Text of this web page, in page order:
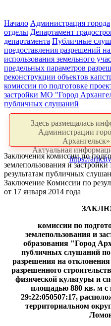
Начало Администрация города
отделы Департамент
департамента Публичные
предоставления разрешений
использования земельного
предельных параметров
реконструкции объектов
комиссии по подготовке
застройки МО "Город
публичных слушаний
Здесь размещалась
Администрации
Актуальная
https://
Заключения комиссии по
землепользования и
результатам публичных
Заключение Комиссии по
от 17 января 2014 года
комиссии по
землепользования и
образования "Город
публичных слушаний по
разрешения на
разрешенного
физической культуры и
площадью 880 кв. м с
29:22:050507:17,
территориальном